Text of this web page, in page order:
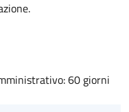
60 giorni